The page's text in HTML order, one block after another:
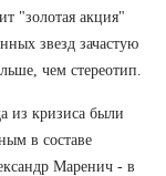
"золотая акция"
звезд зачастую
чем стереотип.
из кризиса были
в составе
Маренич - в